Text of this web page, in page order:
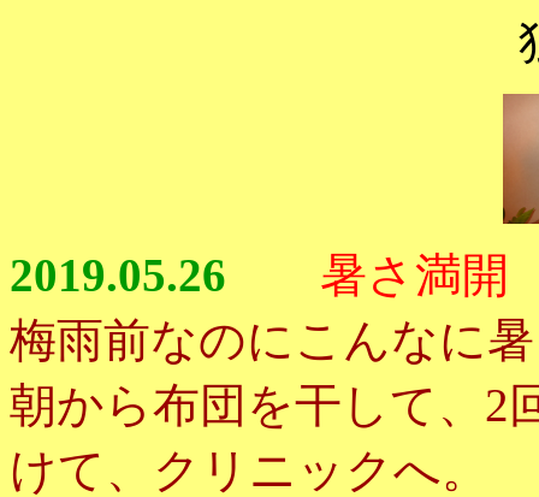
2019.05.26
暑さ満開
梅雨前なのにこんなに
朝から布団を干して、2
けて、クリニックへ。